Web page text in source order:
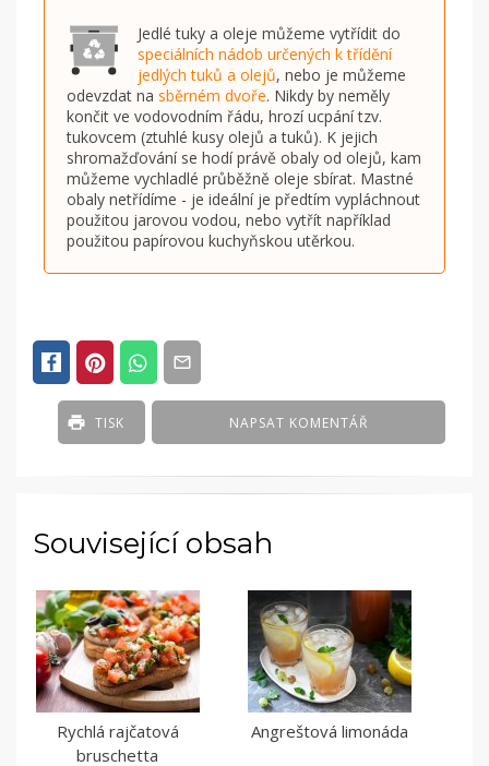
Jedlé tuky a oleje můžeme vytřídit do
speciálních nádob určených k třídění
jedlých tuků a olejů, nebo je můžeme
odevzdat na sběrném dvoře. Nikdy by neměly
končit ve vodovodním řádu, hrozí ucpání tzv.
tukovcem (ztuhlé kusy olejů a tuků). K jejich
shromažďování se hodí právě obaly od olejů, kam
můžeme vychladlé průběžně oleje sbírat. Mastné
obaly netřídíme - je ideální je předtím vypláchnout
použitou jarovou vodou, nebo vytřít například
použitou papírovou kuchyňskou utěrkou.
NAPSAT KOMENTÁŘ
TISK
Související obsah
Rychlá rajčatová
bruschetta
Angreštová limonáda